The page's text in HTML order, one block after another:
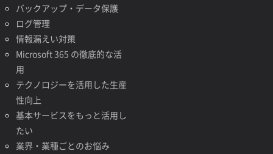
バックアップ・データ保護
ログ管理
情報漏えい対策
Microsoft 365 の徹底的な活
用
テクノロジーを活用した生産
性向上
基本サービスをもっと活用し
たい
業界・業種ごとのお悩み